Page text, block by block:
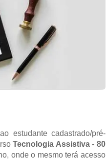
estudante cadastrado/pré-
Tecnologia Assistiva - 80
onde o mesmo terá acesso